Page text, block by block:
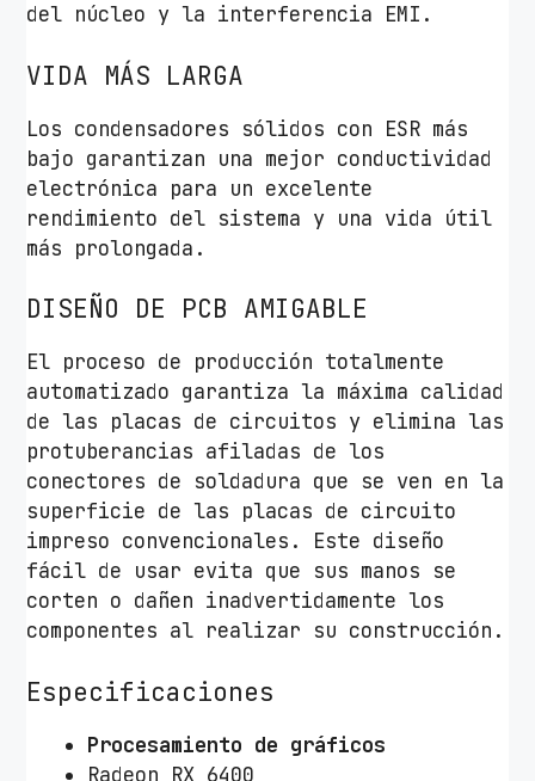
del núcleo y la interferencia EMI.
VIDA MÁS LARGA
Los condensadores sólidos con ESR más
bajo garantizan una mejor conductividad
electrónica para un excelente
rendimiento del sistema y una vida útil
más prolongada.
DISEÑO DE PCB AMIGABLE
El proceso de producción totalmente
automatizado garantiza la máxima calidad
de las placas de circuitos y elimina las
protuberancias afiladas de los
conectores de soldadura que se ven en la
superficie de las placas de circuito
impreso convencionales. Este diseño
fácil de usar evita que sus manos se
corten o dañen inadvertidamente los
componentes al realizar su construcción.
Especificaciones
Procesamiento de gráficos
Radeon RX 6400